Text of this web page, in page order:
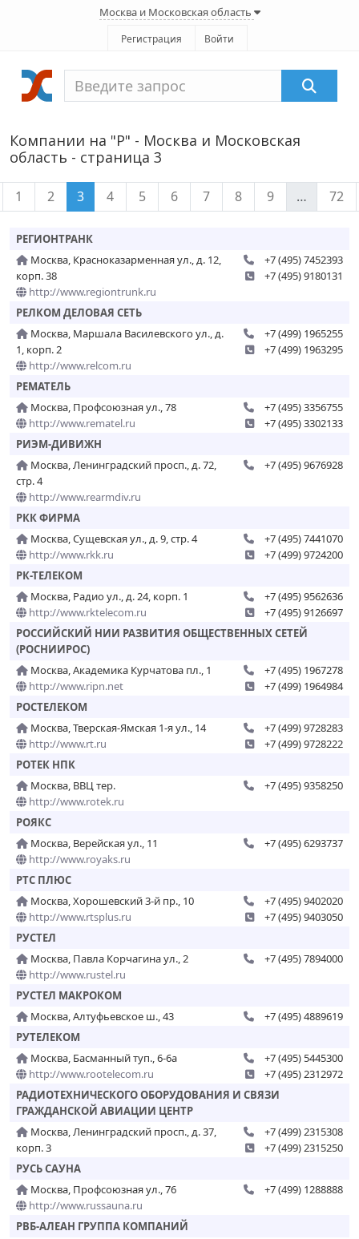
Москва и Московская область
Регистрация Войти
Компании на "Р" - Москва и Московская
область - страница 3
1 2 3 4 5 6 7 8 9 … 72
РЕГИОНТРАНК
Москва, Красноказарменная ул., д. 12,
корп. 38
http://www.regiontrunk.ru
+7 (495) 7452393
+7 (495) 9180131
РЕЛКОМ ДЕЛОВАЯ СЕТЬ
Москва, Маршала Василевского ул., д.
1, корп. 2
http://www.relcom.ru
+7 (499) 1965255
+7 (499) 1963295
РЕМАТЕЛЬ
Москва, Профсоюзная ул., 78
http://www.rematel.ru
+7 (495) 3356755
+7 (495) 3302133
РИЭМ-ДИВИЖН
Москва, Ленинградский просп., д. 72,
стр. 4
http://www.rearmdiv.ru
+7 (495) 9676928
РКК ФИРМА
Москва, Сущевская ул., д. 9, стр. 4
http://www.rkk.ru
+7 (495) 7441070
+7 (499) 9724200
РК-ТЕЛЕКОМ
Москва, Радио ул., д. 24, корп. 1
http://www.rktelecom.ru
+7 (495) 9562636
+7 (495) 9126697
РОССИЙСКИЙ НИИ РАЗВИТИЯ ОБЩЕСТВЕННЫХ СЕТЕЙ
(РОСНИИРОС)
Москва, Академика Курчатова пл., 1
http://www.ripn.net
+7 (495) 1967278
+7 (499) 1964984
РОСТЕЛЕКОМ
Москва, Тверская-Ямская 1-я ул., 14
http://www.rt.ru
+7 (499) 9728283
+7 (499) 9728222
РОТЕК НПК
Москва, ВВЦ тер.
http://www.rotek.ru
+7 (495) 9358250
РОЯКС
Москва, Верейская ул., 11
http://www.royaks.ru
+7 (495) 6293737
РТС ПЛЮС
Москва, Хорошевский 3-й пр., 10
http://www.rtsplus.ru
+7 (495) 9402020
+7 (495) 9403050
РУСТЕЛ
Москва, Павла Корчагина ул., 2
http://www.rustel.ru
+7 (495) 7894000
РУСТЕЛ МАКРОКОМ
Москва, Алтуфьевское ш., 43
+7 (495) 4889619
РУТЕЛЕКОМ
Москва, Басманный туп., 6-6а
http://www.rootelecom.ru
+7 (495) 5445300
+7 (495) 2312972
РАДИОТЕХНИЧЕСКОГО ОБОРУДОВАНИЯ И СВЯЗИ
ГРАЖДАНСКОЙ АВИАЦИИ ЦЕНТР
Москва, Ленинградский просп., д. 37,
корп. 3
+7 (499) 2315308
+7 (499) 2315250
РУСЬ САУНА
Москва, Профсоюзная ул., 76
http://www.russauna.ru
+7 (499) 1288888
РВБ-АЛЕАН ГРУППА КОМПАНИЙ